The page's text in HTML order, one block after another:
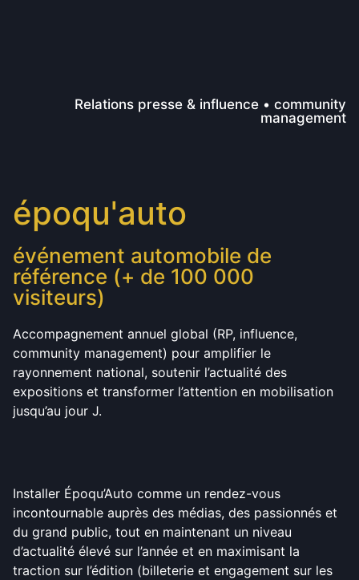
Relations presse & influence • community
management
époqu'auto
événement automobile de
référence (+ de 100 000
visiteurs)
Accompagnement annuel global (RP, influence,
community management) pour amplifier le
rayonnement national, soutenir l’actualité des
expositions et transformer l’attention en mobilisation
jusqu’au jour J.
Installer Époqu’Auto comme un rendez-vous
incontournable auprès des médias, des passionnés et
du grand public, tout en maintenant un niveau
d’actualité élevé sur l’année et en maximisant la
traction sur l’édition (billeterie et engagement sur les